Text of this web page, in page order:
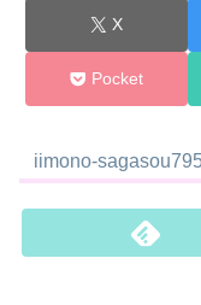
X
Pocket
iimono-